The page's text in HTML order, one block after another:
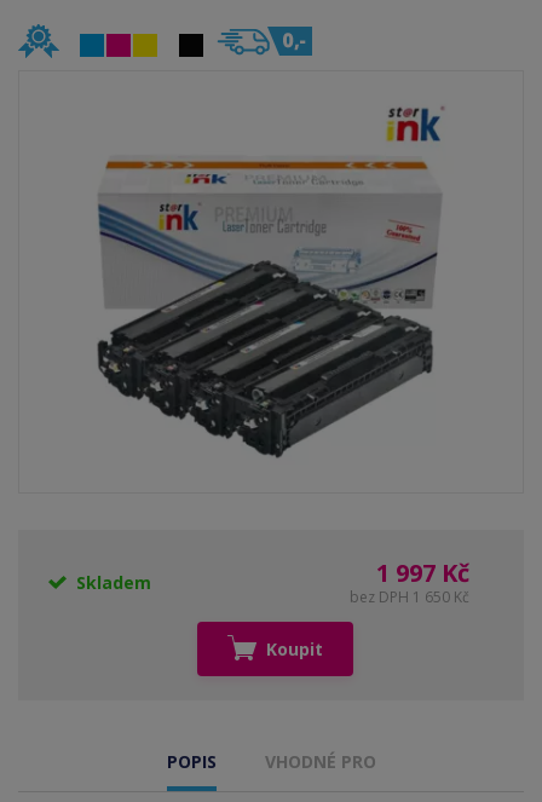
Skladem 1 997 Kč
bez DPH 1 650 Kč
Koupit
POPIS VHODNÉ PRO